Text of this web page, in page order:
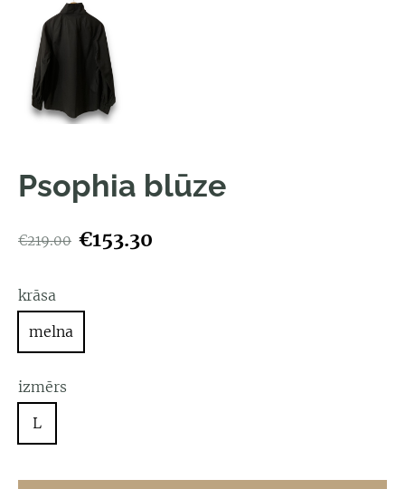
Psophia blūze
€219.00 €153.30
krāsa
melna
izmērs
L